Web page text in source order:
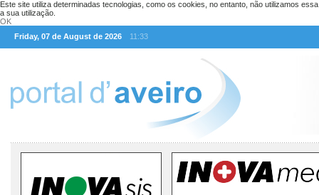
Este site utiliza determinadas tecnologias, como os cookies, no entanto, não utilizamos
a sua utilização.
OK
Friday, 07 de August de 2026
11:33